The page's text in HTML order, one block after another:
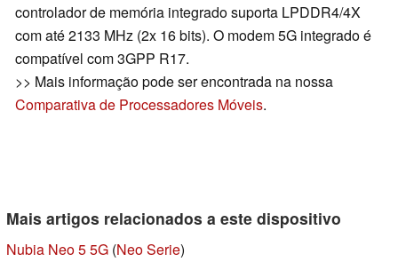
controlador de memória integrado suporta LPDDR4/4X
com até 2133 MHz (2x 16 bits). O modem 5G integrado é
compatível com 3GPP R17.
>> Mais informação pode ser encontrada na nossa
Comparativa de Processadores Móveis.
Mais artigos relacionados a este dispositivo
Nubia Neo 5 5G (Neo Serie)